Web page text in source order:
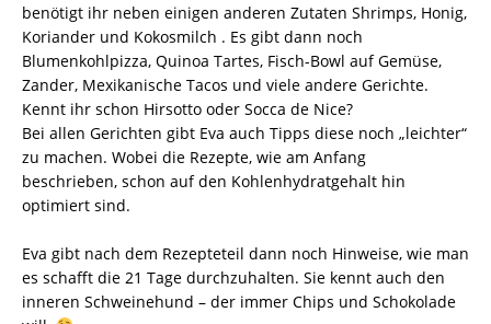
benötigt ihr neben einigen anderen Zutaten Shrimps, Honig,
Koriander und Kokosmilch . Es gibt dann noch
Blumenkohlpizza, Quinoa Tartes, Fisch-Bowl auf Gemüse,
Zander, Mexikanische Tacos und viele andere Gerichte.
Kennt ihr schon Hirsotto oder Socca de Nice?
Bei allen Gerichten gibt Eva auch Tipps diese noch „leichter“
zu machen. Wobei die Rezepte, wie am Anfang
beschrieben, schon auf den Kohlenhydratgehalt hin
optimiert sind.
Eva gibt nach dem Rezepteteil dann noch Hinweise, wie man
es schafft die 21 Tage durchzuhalten. Sie kennt auch den
inneren Schweinehund – der immer Chips und Schokolade